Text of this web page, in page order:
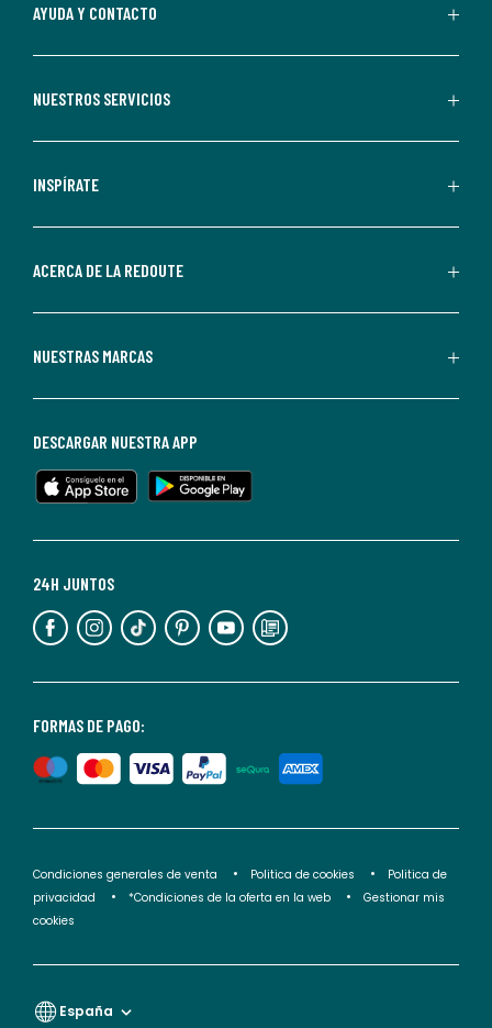
aceptas
comerciales
personalizadas
parte
Redoute.
de
en
cualquier
Para
información,
puedes
nuestra
de
privacidad</2>.
AYUDA Y CONTACTO
NUESTROS SERVICIOS
INSPÍRATE
ACERCA DE LA REDOUTE
NUESTRAS MARCAS
FORMAS DE PAGO:
24H JUNTOS
DESCARGAR NUESTRA APP
Condiciones generales de venta Politica de cookies
Politica de
privacidad
*Condiciones de la oferta en la web
Gestionar mis
cookies
España